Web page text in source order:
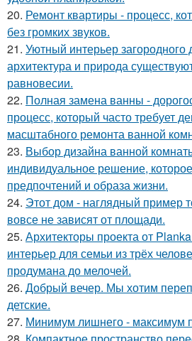
20. Ремонт квартиры - процесс,
без громких звуков.
21. Уютный интерьер загородного
архитектура и природа
равновесии.
22. Полная замена ванны -
процесс, который часто требует
масштабного ремонта ванной
23. Выбор дизайна ванной
индивидуальное решение,
предпочтений и образа жизни.
24. Этот дом - наглядный пример
вовсе не зависят от площади.
25. Архитекторы проекта от
интерьер для семьи из трёх
продумана до мелочей.
26. Добрый вечер. Мы хотим
детские.
27. Минимум лишнего - максимум